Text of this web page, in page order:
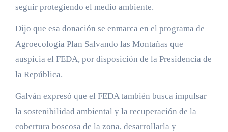
seguir protegiendo el medio ambiente.
Dijo que esa donación se enmarca en el programa de
Agroecología Plan Salvando las Montañas que
auspicia el FEDA, por disposición de la Presidencia de
la República.
Galván expresó que el FEDA también busca impulsar
la sostenibilidad ambiental y la recuperación de la
cobertura boscosa de la zona, desarrollarla y